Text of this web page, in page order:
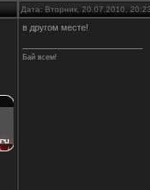
Дата: Вторник, 20.07.2010,
в другом месте!
Бай всем!